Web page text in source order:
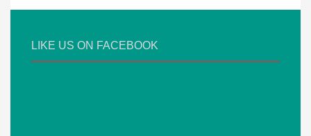
LIKE US ON FACEBOOK